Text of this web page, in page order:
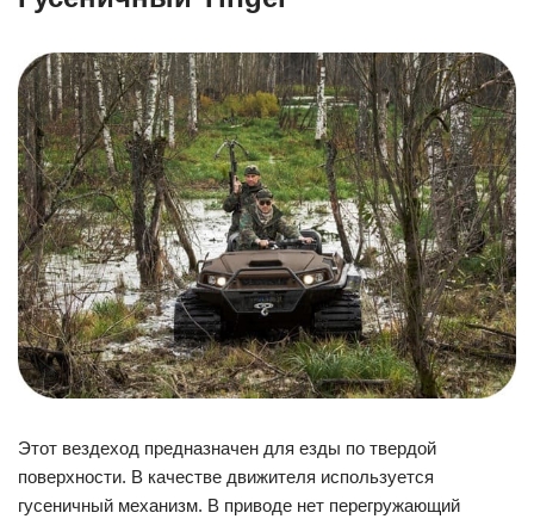
Этот вездеход предназначен для езды по твердой
поверхности. В качестве движителя используется
гусеничный механизм. В приводе нет перегружающий